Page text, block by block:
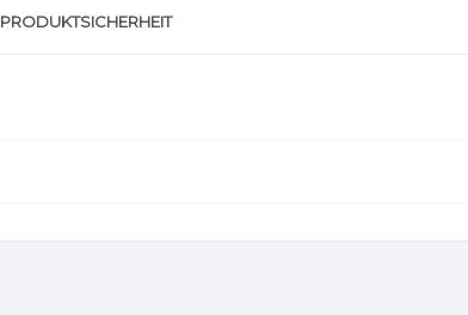
PRODUKTSICHERHEIT